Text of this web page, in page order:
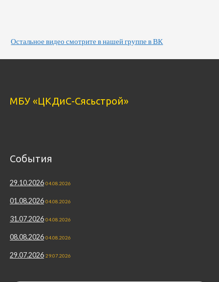
Остальное видео смотрите в нашей группе в ВК
МБУ «ЦКДиС-Сясьстрой»
События
29.10.2026 04.08.2026
01.08.2026 04.08.2026
31.07.2026 04.08.2026
08.08.2026 04.08.2026
29.07.2026 29.07.2026